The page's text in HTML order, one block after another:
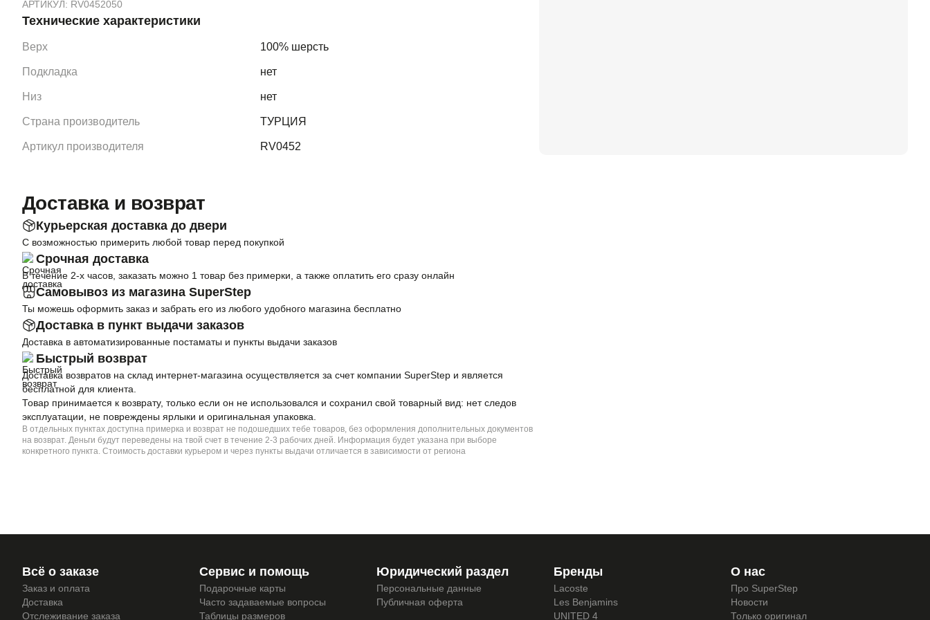
АРТИКУЛ: RV0452050
Технические характеристики
Верх 100% шерсть
Подкладка нет
Низ нет
Страна производитель ТУРЦИЯ
Артикул производителя RV0452
Доставка и возврат
Курьерская доставка до двери
С возможностью примерить любой товар перед покупкой
Срочная доставка
В течение 2-х часов, заказать можно 1 товар без примерки, а также оплатить его сразу онлайн
Самовывоз из магазина SuperStep
Ты можешь оформить заказ и забрать его из любого удобного магазина бесплатно
Доставка в пункт выдачи заказов
Доставка в автоматизированные постаматы и пункты выдачи заказов
Быстрый возврат
Доставка возвратов на склад интернет-магазина осуществляется за счет компании SuperStep и является
бесплатной для клиента.
Товар принимается к возврату, только если он не использовался и сохранил свой товарный вид: нет следов
эксплуатации, не повреждены ярлыки и оригинальная упаковка.
В отдельных пунктах доступна примерка и возврат не подошедших тебе товаров, без оформления дополнительных документов
на возврат. Деньги будут переведены на твой счет в течение 2-3 рабочих дней. Информация будет указана при выборе
конкретного пункта. Стоимость доставки курьером и через пункты выдачи отличается в зависимости от региона
Всё о заказе
Заказ и оплата
Доставка
Отслеживание заказа
Сервис и помощь
Подарочные карты
Часто задаваемые вопросы
Таблицы размеров
Юридический раздел
Персональные данные
Публичная оферта
Бренды
Lacoste
Les Benjamins
UNITED 4
О нас
Про SuperStep
Новости
Только оригинал